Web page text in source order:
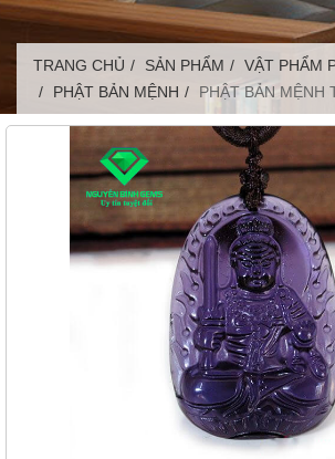
TRANG CHỦ SẢN PHẨM
VẬT PHẨM
PHẬT BẢN MỆNH
PHẬT BẢN MỆNH